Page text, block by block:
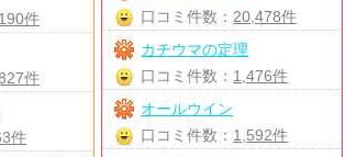
口コミ件数： 20,478件
カチウマの定理
口コミ件数： 1,476件
オールウイン
口コミ件数： 1,592件
件
件
件